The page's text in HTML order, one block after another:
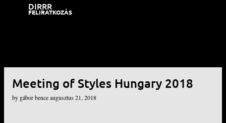
DIRRR
FELIRATKOZÁS
Meeting of Styles Hungary 2018
by gábor benceaugusztus 21, 2018